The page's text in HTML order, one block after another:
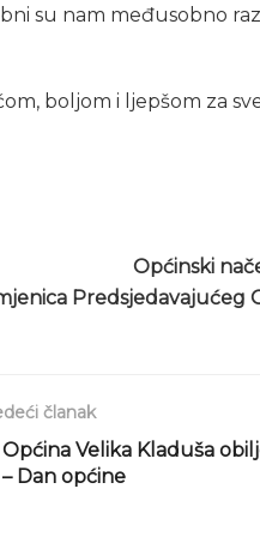
su nam međusobno
boljom i ljepšom za
Općinski
Predsjedavajućeg
članak
Općina Velika Kladuša
– Dan općine